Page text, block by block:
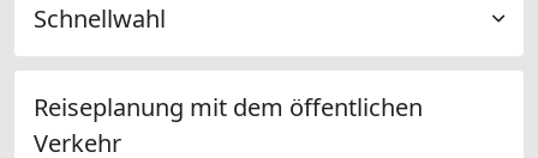
Schnellwahl
Reiseplanung mit dem öffentlichen
Verkehr